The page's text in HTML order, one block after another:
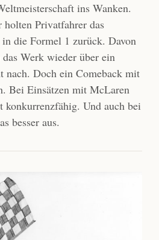
ins Wanken.
holten Privatfahrer das
die Formel 1 zurück. Davon
Werk wieder über ein
nach. Doch ein Comeback mit
Bei Einsätzen mit McLaren
Und auch bei
besser aus.